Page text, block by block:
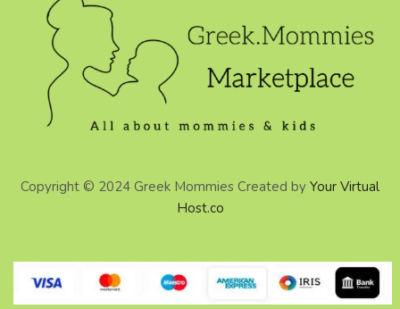
Copyright © 2024 Greek Mommies Created by Your Virtual
Host.co